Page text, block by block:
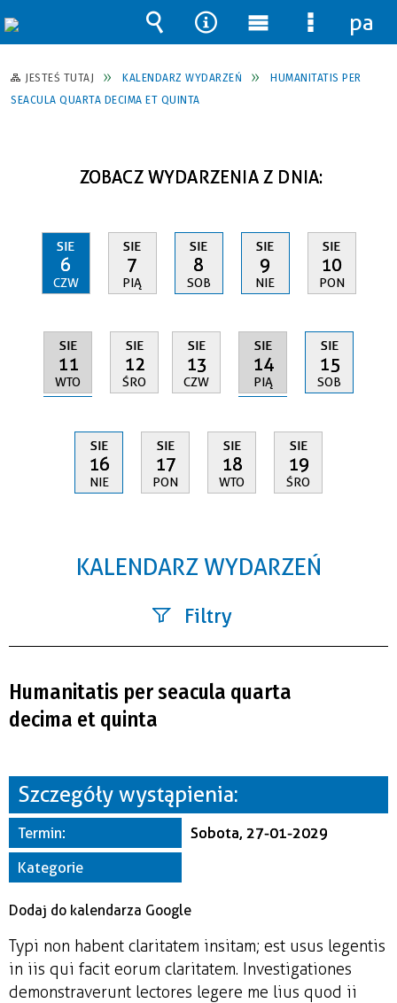
JESTEŚ TUTAJ KALENDARZ WYDARZEŃ
HUMANITATIS PER
SEACULA QUARTA DECIMA ET QUINTA
ZOBACZ WYDARZENIA Z DNIA:
SIE
6
CZW
SIE
7
PIĄ
SIE
8
SOB
SIE
9
NIE
SIE
10
PON
SIE
11
WTO
SIE
12
ŚRO
SIE
13
CZW
SIE
14
PIĄ
SIE
15
SOB
SIE
16
NIE
SIE
17
PON
SIE
18
WTO
SIE
19
ŚRO
KALENDARZ WYDARZEŃ
Filtry
—
Miejsce
Organizator
Humanitatis per seacula quarta
decima et quinta
Szczegóły wystąpienia:
Termin:
Sobota, 27-01-2029
Kategorie
Dodaj do kalendarza Google
Typi non habent claritatem insitam; est usus legentis
in iis qui facit eorum claritatem. Investigationes
demonstraverunt lectores legere me lius quod ii
Wyszukiwarka
Narzędzia
Menu
główne
Menu